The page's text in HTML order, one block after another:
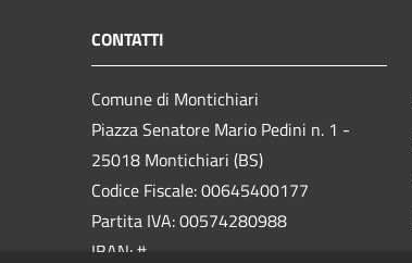
CONTATTI
Comune di Montichiari
Piazza Senatore Mario Pedini n. 1 -
25018 Montichiari (BS)
Codice Fiscale: 00645400177
Partita IVA: 00574280988
IBAN: #